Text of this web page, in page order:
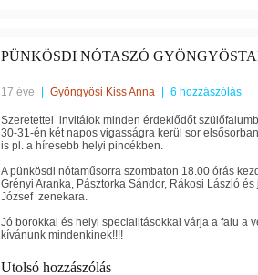
PÜNKÖSDI NÓTASZÓ
17 éve Gyöngyösi Kiss Anna 6 hozzászólás
Szeretettel invitálok minden érdeklődőt
30-31-én két napos vigasságra kerül sor
is pl. a híresebb helyi pincékben.
A pünkösdi nótaműsorra szombaton 18.00 órás
Grényi Aranka, Pásztorka Sándor, Rákosi László
József zenekara.
Jó borokkal és helyi specialitásokkal várja a falu a
kívánunk mindenkinek!!!!
Utolsó hozzászólás